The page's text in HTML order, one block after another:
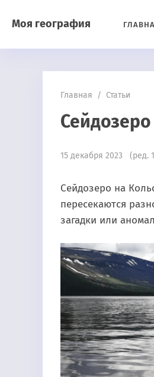
Моя география
Главная / Статьи
15 декабря 2023 (ред.
Сейдозеро на
пересекаются
загадки или